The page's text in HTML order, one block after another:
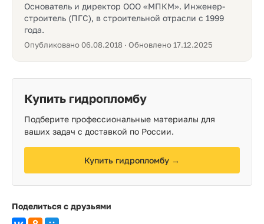
Основатель и директор ООО «МПКМ». Инженер-
строитель (ПГС), в строительной отрасли с 1999
года.
Опубликовано 06.08.2018 · Обновлено 17.12.2025
Купить гидропломбу
Подберите профессиональные материалы для
ваших задач с доставкой по России.
Купить гидропломбу →
Поделиться с друзьями